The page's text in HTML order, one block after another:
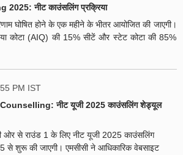
नीट काउंसलिंग प्रक्रिया
घोषित होने के एक महीने के भीतर आयोजित की जाएगी।
कोटा (AIQ) की 15% सीटें और स्टेट कोटा की 85%
PM IST
नीट यूजी 2025 काउंसलिंग शेड्यूल
ओर से राउंड 1 के लिए नीट यूजी 2025 काउंसलिंग
शुरू की जाएगी। एमसीसी ने आधिकारिक वेबसाइट